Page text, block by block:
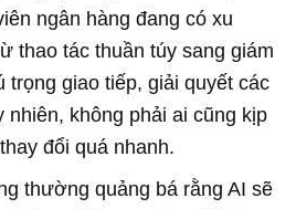
ngân hàng đang có xu
thao tác thuần túy sang giám
trọng giao tiếp, giải quyết các
nhiên, không phải ai cũng kịp
đổi quá nhanh.
thường quảng bá rằng AI sẽ